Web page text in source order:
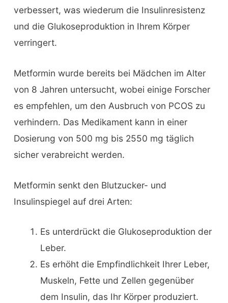
verbessert, was wiederum die Insulinresistenz
und die Glukoseproduktion in Ihrem Körper
verringert.
Metformin wurde bereits bei Mädchen im Alter
von 8 Jahren untersucht, wobei einige Forscher
es empfehlen, um den Ausbruch von PCOS zu
verhindern. Das Medikament kann in einer
Dosierung von 500 mg bis 2550 mg täglich
sicher verabreicht werden.
Metformin senkt den Blutzucker- und
Insulinspiegel auf drei Arten:
Es unterdrückt die Glukoseproduktion der
Leber.
Es erhöht die Empfindlichkeit Ihrer Leber,
Muskeln, Fette und Zellen gegenüber
dem Insulin, das Ihr Körper produziert.